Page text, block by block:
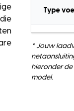
Type
* Jouw
hieronder
model.